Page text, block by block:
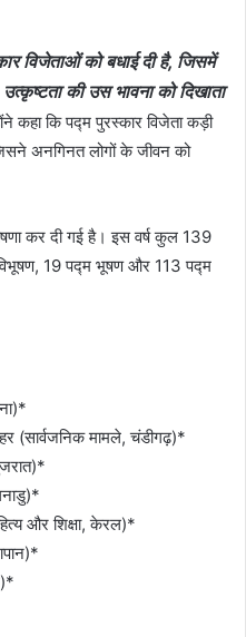
विजेताओं को बधाई दी है, जिसमें
की उस भावना को दिखाता
कहा कि पद्म पुरस्कार विजेता कड़ी
अनगिनत लोगों के जीवन को
कर दी गई है। इस वर्ष कुल 139
19 पद्म भूषण और 113 पद्म
(सार्वजनिक मामले, चंडीगढ़)*
और शिक्षा, केरल)*